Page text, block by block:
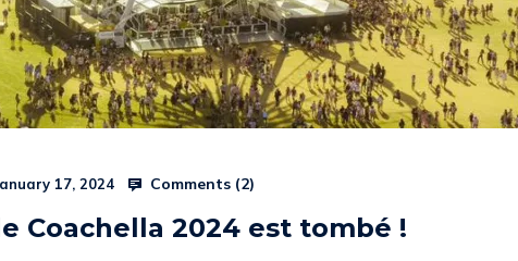
17, 2024 Comments (2)
Coachella 2024 est tombé !